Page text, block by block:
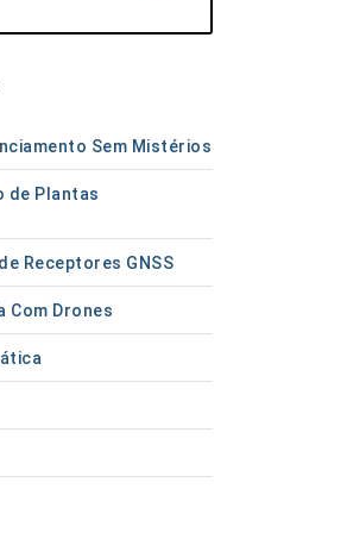
Sem Mistérios
de Plantas
Receptores GNSS
Com Drones